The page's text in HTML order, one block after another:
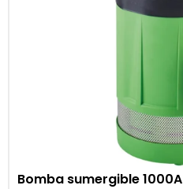
Bomba sumergible 1000A